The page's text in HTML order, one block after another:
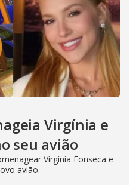
Virgínia e
seu avião
Virgínia Fonseca e
avião.